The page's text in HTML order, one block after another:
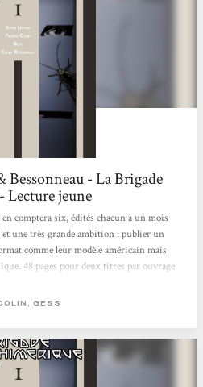
Bessonneau - La Brigade
Lecture jeune
comptera six, édités chacun à un mois
une très grande ambition : publier un
comme leur modèle américain mais
48 pages pour deux titres par ouvrage
et associés pour la première fois dans une
héros...
GESS